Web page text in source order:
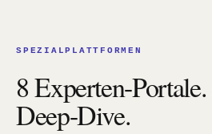
SPEZIALPLATTFORMEN
8 Experten-
Deep-Dive.